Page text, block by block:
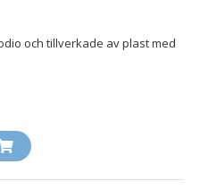
och tillverkade av plast med